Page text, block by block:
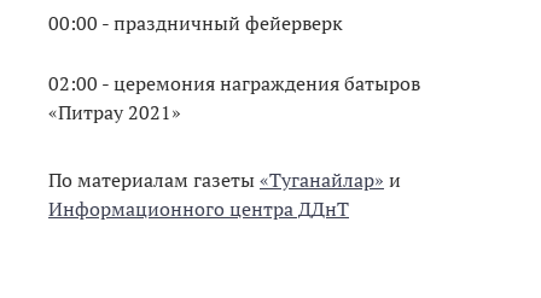
00:00 - праздничный фейерверк
02:00 - церемония награждения батыров
«Питрау 2021»
По материалам газеты«Туганайлар» и
Информационного центра ДДнТ